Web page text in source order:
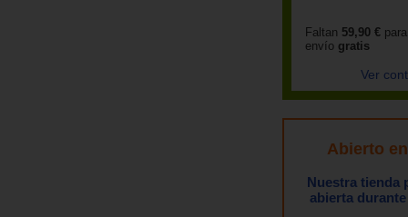
Faltan 59,90 €
envío gratis
Ver
Abierto
Nuestra tienda
abierta